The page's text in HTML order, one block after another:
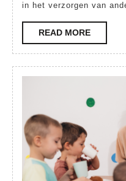
in het verzorgen van
READ MOREREAD
MORE